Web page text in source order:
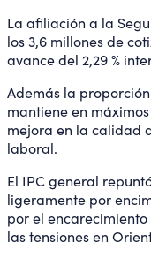
La afiliación a la
los 3,6 millones de
avance del 2,29 %
Además la
mantiene en
mejora en la calidad
laboral.
El IPC general
ligeramente por
por el
las tensiones en